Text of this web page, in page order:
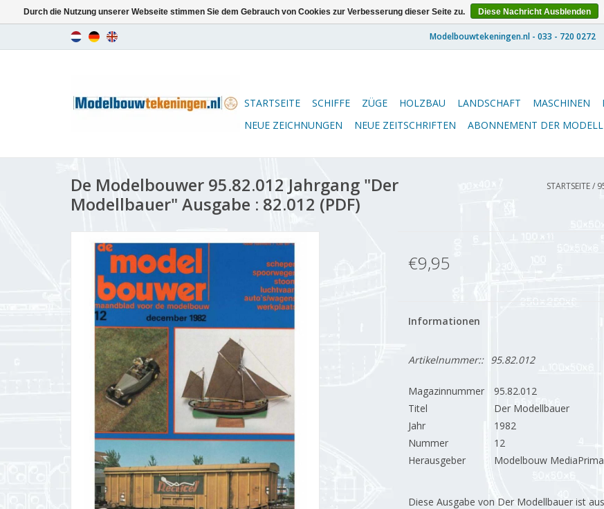
STARTSEITE SCHIFFE ZÜGE HOLZBAU LANDSCHAFT MASCHINEN
NEUE ZEICHNUNGEN
NEUE ZEITSCHRIFTEN ABONNEMENT DER
De Modelbouwer 95.82.012 Jahrgang "Der
Modellbauer" Ausgabe : 82.012 (PDF)
STARTSEITE/
€9,95
Informationen
Artikelnummer:: 95.82.012
Magazinnummer
95.82.012
Titel
Der Modellbauer
Jahr
1982
Nummer
12
Herausgeber
Modelbouw
Diese Ausgabe von Der Modellbauer ist
Durch die Nutzung unserer Webseite stimmen Sie dem Gebrauch von Cookies zur Verbesserung dieser Seite zu. Diese Nachricht Ausblenden